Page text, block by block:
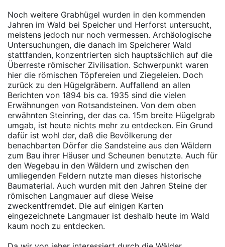
Noch weitere Grabhügel wurden in den kommenden
Jahren im Wald bei Speicher und Herforst untersucht,
meistens jedoch nur noch vermessen. Archäologische
Untersuchungen, die danach im Speicherer Wald
stattfanden, konzentrierten sich hauptsächlich auf die
Überreste römischer Zivilisation. Schwerpunkt waren
hier die römischen Töpfereien und Ziegeleien. Doch
zurück zu den Hügelgräbern. Auffallend an allen
Berichten von 1894 bis ca. 1935 sind die vielen
Erwähnungen von Rotsandsteinen. Von dem oben
erwähnten Steinring, der das ca. 15m breite Hügelgrab
umgab, ist heute nichts mehr zu entdecken. Ein Grund
dafür ist wohl der, daß die Bevölkerung der
benachbarten Dörfer die Sandsteine aus den Wäldern
zum Bau ihrer Häuser und Scheunen benutzte. Auch für
den Wegebau in den Wäldern und zwischen den
umliegenden Feldern nutzte man dieses historische
Baumaterial. Auch wurden mit den Jahren Steine der
römischen Langmauer auf diese Weise
zweckentfremdet. Die auf einigen Karten
eingezeichnete Langmauer ist deshalb heute im Wald
kaum noch zu entdecken.